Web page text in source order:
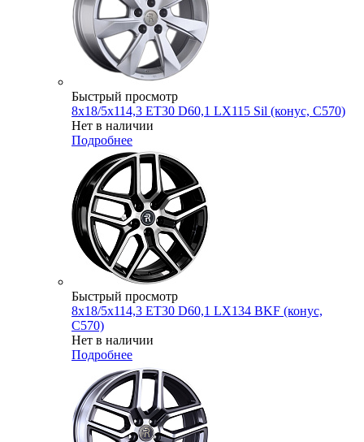
Быстрый просмотр
8x18/5x114,3 ET30 D60,1 LX115 Sil (конус, C570)
Нет в наличии
Подробнее
Быстрый просмотр
8x18/5x114,3 ET30 D60,1 LX134 BKF (конус,
C570)
Нет в наличии
Подробнее